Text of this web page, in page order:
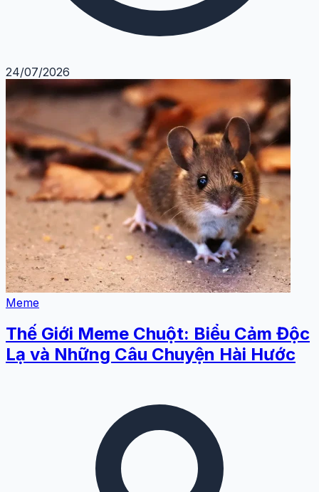
24/07/2026
Meme
Thế Giới Meme Chuột: Biểu Cảm Độc
Lạ và Những Câu Chuyện Hài Hước